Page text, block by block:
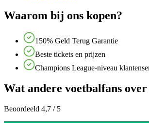
Waarom bij ons kopen?
150% Geld Terug Garantie
Beste tickets en prijzen
Champions League-niveau
Wat andere voetbalfans over
Beoordeeld 4,7 / 5